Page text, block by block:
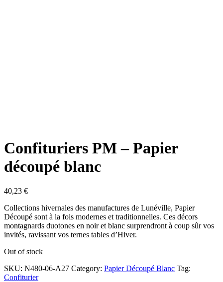
Confituriers PM – Papier
découpé blanc
40,23 €
Collections hivernales des manufactures de Lunéville, Papier
Découpé sont à la fois modernes et traditionnelles. Ces décors
montagnards duotones en noir et blanc surprendront à coup sûr vos
invités, ravissant vos ternes tables d’Hiver.
Out of stock
SKU: N480-06-A27 Category: Papier Découpé Blanc Tag:
Confiturier